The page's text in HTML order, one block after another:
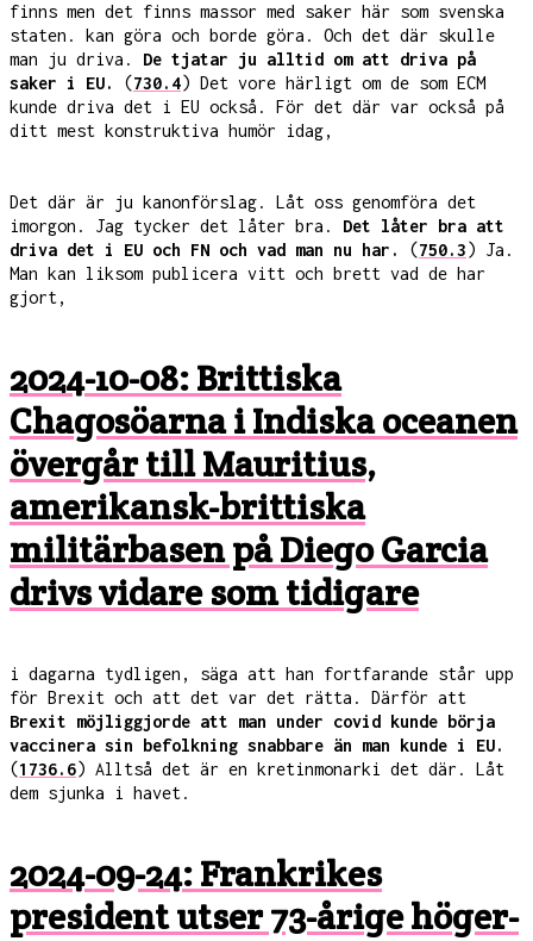
finns men det finns massor med saker här som svenska
staten. kan göra och borde göra. Och det där skulle
man ju driva. De tjatar ju alltid om att driva på
saker i EU.
(730.4) Det vore härligt om de som ECM
kunde driva det i EU också. För det där var också på
ditt mest konstruktiva humör idag,
Det där är ju kanonförslag. Låt oss genomföra det
imorgon. Jag tycker det låter bra. Det låter bra att
driva det i EU och FN och vad man nu har.
(750.3) Ja.
Man kan liksom publicera vitt och brett vad de har
gjort,
2024-10-08: Brittiska
Chagosöarna i Indiska oceanen
övergår till Mauritius,
amerikansk-brittiska
militärbasen på Diego Garcia
drivs vidare som tidigare
i dagarna tydligen, säga att han fortfarande står upp
för Brexit och att det var det rätta. Därför att
Brexit möjliggjorde att man under covid kunde börja
vaccinera sin befolkning snabbare än man kunde i EU.
(1736.6) Alltså det är en kretinmonarki det där. Låt
dem sjunka i havet.
2024-09-24: Frankrikes
president utser 73-årige höger-